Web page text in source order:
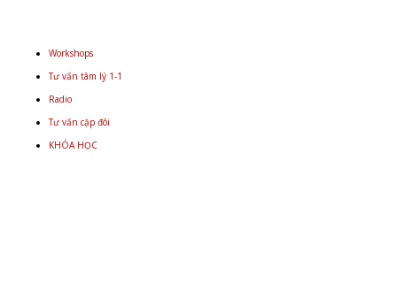
Workshops
Tư vấn tâm lý 1-1
Radio
Tư vấn cặp đôi
KHÓA HỌC